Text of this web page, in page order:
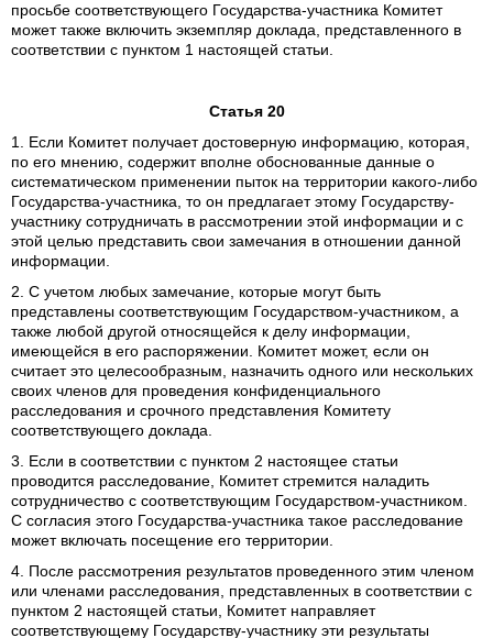
просьбе соответствующего Государства-участника Комитет
может также включить экземпляр доклада, представленного в
соответствии с пунктом 1 настоящей статьи.
Статья 20
1. Если Комитет получает достоверную информацию, которая,
по его мнению, содержит вполне обоснованные данные о
систематическом применении пыток на территории какого-либо
Государства-участника, то он предлагает этому Государству-
участнику сотрудничать в рассмотрении этой информации и с
этой целью представить свои замечания в отношении данной
информации.
2. С учетом любых замечание, которые могут быть
представлены соответствующим Государством-участником, а
также любой другой относящейся к делу информации,
имеющейся в его распоряжении. Комитет может, если он
считает это целесообразным, назначить одного или нескольких
своих членов для проведения конфиденциального
расследования и срочного представления Комитету
соответствующего доклада.
3. Если в соответствии с пунктом 2 настоящее статьи
проводится расследование, Комитет стремится наладить
сотрудничество с соответствующим Государством-участником.
С согласия этого Государства-участника такое расследование
может включать посещение его территории.
4. После рассмотрения результатов проведенного этим членом
или членами расследования, представленных в соответствии с
пунктом 2 настоящей статьи, Комитет направляет
соответствующему Государству-участнику эти результаты